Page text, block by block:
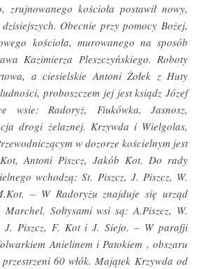
kościoła postawił nowy,
Obecnie przy pomocy Bożej,
kościoła, murowanego na sposób
Kazimierza Pleszczyńskiego. Roboty
a ciesielskie Antoni Żołek z Huty
proboszczem jej jest ksiądz Józef
wsie: Radoryż, Fiukówka, Jasnosz,
drogi żelaznej. Krzywda i Wielgolas,
w dozorze kościelnym jest
Antoni Piszcz, Jakób Kot. Do rady
wchodzą: St. Piszcz, J. Piszcz, W.
– W Radoryżu znajduje się urząd
Sołtysami wsi są: A.Piszcz, W.
J. Piszcz, F. Kot i J. Siejo. – W parafji
Anielinem i Patokiem , obszaru
60 włók. Majątek Krzywda od